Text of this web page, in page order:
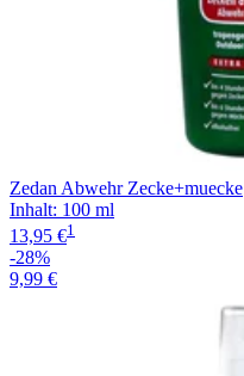
Zedan Abwehr Zecke+muecke
Inhalt: 100 ml
13,95 €1
-28%
9,99 €